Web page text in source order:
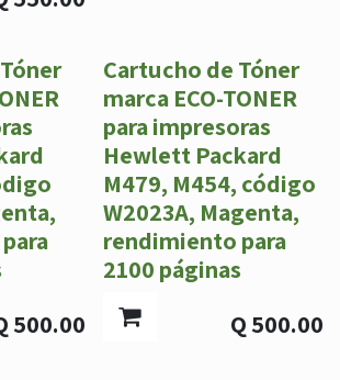
500.00
Cartucho de Tóner
marca ECO-TONER
para impresoras
Hewlett Packard
M479, M454, código
W2023A, Magenta,
rendimiento para
2100 páginas
Q 500.00